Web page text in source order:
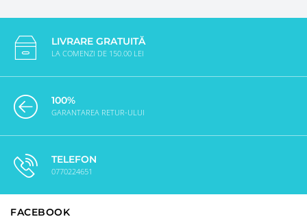
LIVRARE GRATUITĂ
LA COMENZI DE 150.00 LEI
100%
GARANTAREA RETUR-ULUI
TELEFON
0770224651
FACEBOOK